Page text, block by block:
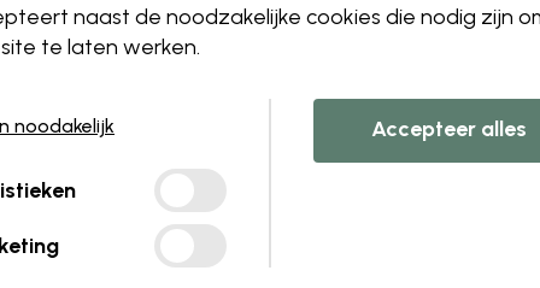
this component. Please contact
naast de noodzakelijke cookies die nodig zijn
te laten werken.
noodakelijk Accepteer alles
3 gratis proefmonsters
Vraag 3 proefmonsters aan – helemaal
gratis.